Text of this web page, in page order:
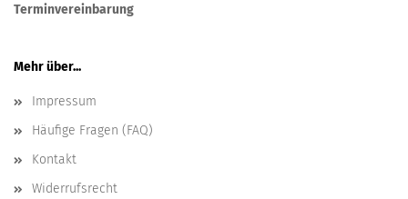
Terminvereinbarung
Mehr über...
Impressum
Häufige Fragen (FAQ)
Kontakt
Widerrufsrecht